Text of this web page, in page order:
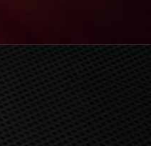
2000 et les APU